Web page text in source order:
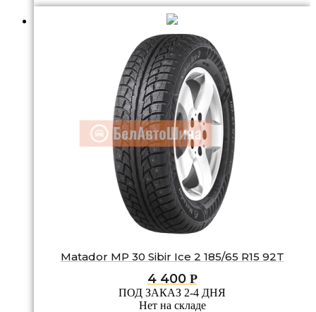
Matador MP 30 Sibir Ice 2 185/65 R15 92T
4 400 Р
ПОД ЗАКАЗ 2-4 ДНЯ
Нет на складе